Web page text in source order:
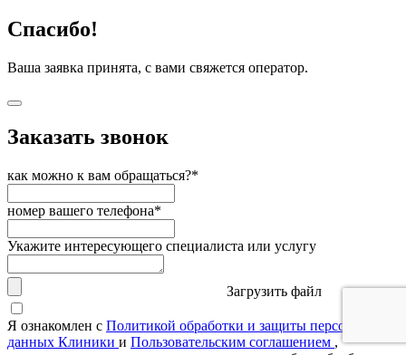
Спасибо!
Ваша заявка принята, с вами свяжется оператор.
Заказать звонок
как можно к вам обращаться?*
номер вашего телефона*
Укажите интересующего специалиста или услугу
Загрузить файл
Я ознакомлен с Политикой обработки и защиты персональных
данных Клиники и Пользовательским соглашением ,